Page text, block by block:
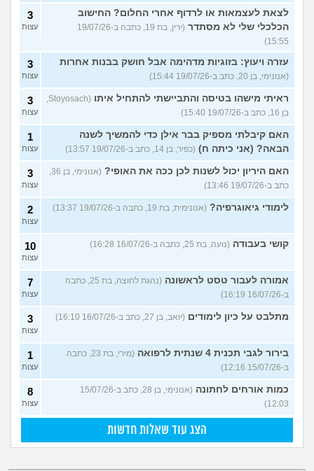
לצאת לעצמאות או לרדוף אחרי החלום? החישוב
הכלכלי שלי לא מסתדר
(ירין, בת 19, כתבה ב-19/07/26
15:55)
3
עצות
עזרה ויעוץ: בזוגיות מדהימה אבל חושק בבנות אחרות
(אנונימי, בן 20, כתב ב-19/07/26 15:44)
3
עצות
ראיתי מישהו בטיסה והתביישתי להתחיל איתו
(Stoyosach,
בן 16, כתב ב-19/07/26 15:40)
3
עצות
האם קיבלתי מספיק בבר אילן כדי להמשיך לשנה
הבאה? (אני כיתה ח) (כפיר, בן 14, כתב ב-19/07/26 13:57)
1
עצות
האם היריון יכול לשנות לכן ככה את האופי?
(אנונימי, בן 36,
כתב ב-19/07/26 13:46)
3
עצות
לימודי גיאוגרפיה? (אנונימית, בת 19, כתבה ב-19/07/26 13:37) 2
עצות
קושי בעבודה (נועה, בת 25, כתבה ב-16/07/26 16:28) 10
עצות
אמורה לעבור טסט לראשונה
(נהגת לחוצה, בת 25, כתבה
ב-16/07/26 16:19)
7
עצות
מתלבט על כיון לימודים (יואב, בן 27, כתב ב-16/07/26 16:10) 3
עצות
בירור לגבי תכנית 4 שנתית לרפואה
(מירי, בת 23, כתבה
ב-15/07/26 12:16)
1
עצות
כמות אורחים לחתונה
(אנונימי, בן 28, כתב ב-15/07/26
12:03)
8
עצות
הצג עוד שאלות חדשות